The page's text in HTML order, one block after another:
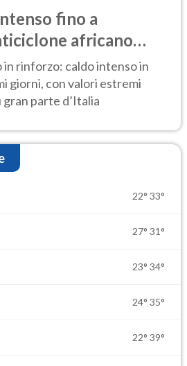
fino a
africano
rinforzo: caldo intenso in
giorni, con valori estremi
parte d’Italia
22° 33°
27° 31°
23° 34°
24° 35°
22° 39°